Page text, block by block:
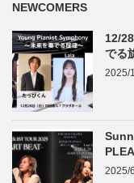
NEWCOMERS
12/
でる
2025/
2025/